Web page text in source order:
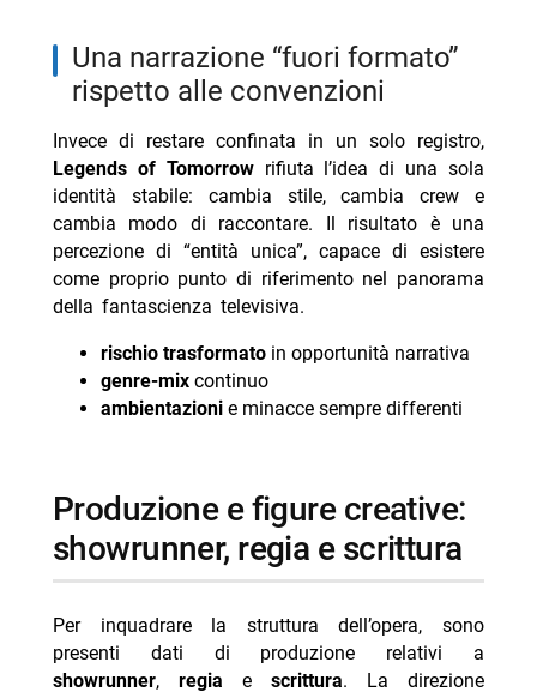
una narrazione “fuori formato”
rispetto alle convenzioni
Invece di restare confinata in un solo registro,
Legends of Tomorrowrifiuta l’idea di una sola
identità stabile: cambia stile, cambia crew e
cambia modo di raccontare. Il risultato è una
percezione di “entità unica”, capace di esistere
come proprio punto di riferimento nel panorama
della fantascienza televisiva.
rischio trasformatoin opportunità narrativa
genre-mixcontinuo
ambientazionie minacce sempre differenti
produzione e figure creative:
showrunner, regia e scrittura
Per inquadrare la struttura dell’opera, sono
presenti dati di produzione relativi a
showrunner, regia escrittura. La direzione